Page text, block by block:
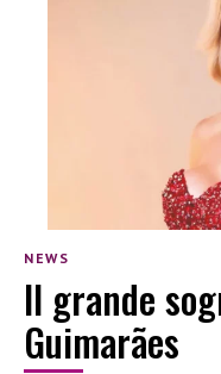
NEWS
Il grande
Guimarães